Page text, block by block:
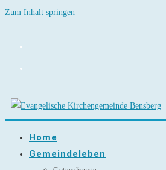
Zum Inhalt springen
Home
Gemeindeleben